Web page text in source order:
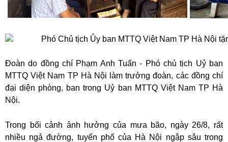
Đoàn do đồng chí Phạm Anh Tuấn - Phó chủ tịch Uỷ ban
MTTQ Việt Nam TP Hà Nội làm trưởng đoàn, các đồng chí
đại diện phòng, ban trong Uỷ ban MTTQ Việt Nam TP Hà
Nội.
Trong bối cảnh ảnh hưởng của mưa bão, ngày 26/8, rất
nhiều ngả đường, tuyến phố của Hà Nội ngập sâu trong